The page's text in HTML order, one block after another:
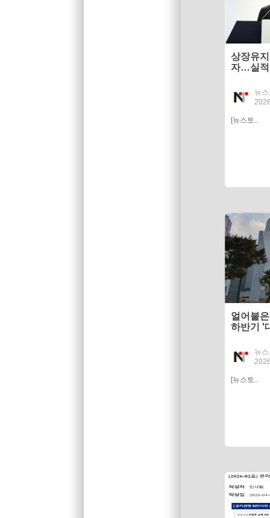
상장유
자…실적
뉴
[뉴스토..
얼어붙
하반기 '
뉴
[뉴스토..